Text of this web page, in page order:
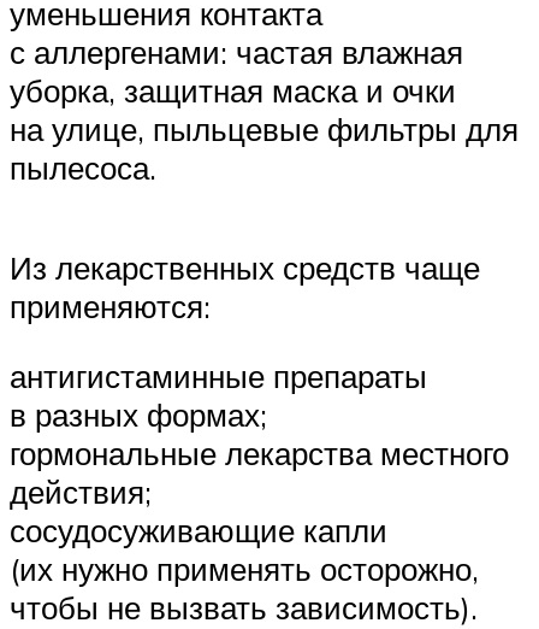
уменьшения контакта
с аллергенами: частая влажная
уборка, защитная маска и очки
на улице, пыльцевые фильтры для
пылесоса.
Из лекарственных средств чаще
применяются:
антигистаминные препараты
в разных формах;
гормональные лекарства местного
действия;
сосудосуживающие капли
(их нужно применять осторожно,
чтобы не вызвать зависимость).